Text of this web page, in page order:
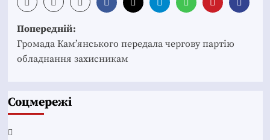
Post
navigation
Попередній:
Громада Кам’янського передала чергову партію
обладнання захисникам
Соцмережі
Facebook